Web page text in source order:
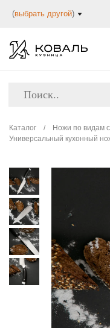
(выбрать другой)
Каталог / Ножи по видам
Универсальный кухонный